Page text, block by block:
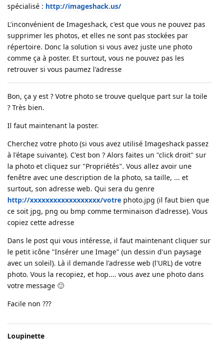
spécialisé : http://imageshack.us/
L'inconvénient de Imageshack, c'est que vous ne pouvez pas
supprimer les photos, et elles ne sont pas stockées par
répertoire. Donc la solution si vous avez juste une photo
comme ça à poster. Et surtout, vous ne pouvez pas les
retrouver si vous paumez l'adresse
Bon, ça y est ? Votre photo se trouve quelque part sur la toile
? Très bien.
Il faut maintenant la poster.
Cherchez votre photo (si vous avez utilisé Imageshack passez
à l'étape suivante). C'est bon ? Alors faites un "click droit" sur
la photo et cliquez sur "Propriétés". Vous allez avoir une
fenêtre avec une description de la photo, sa taille, ... et
surtout, son adresse web. Qui sera du genre
http://xxxxxxxxxxxxxxxxxx/votre photo.jpg (il faut bien que
ce soit jpg, png ou bmp comme terminaison d'adresse). Vous
copiez cette adresse
Dans le post qui vous intéresse, il faut maintenant cliquer sur
le petit icône "Insérer une Image" (un dessin d'un paysage
avec un soleil). Là il demande l'adresse web (l'URL) de votre
photo. Vous la recopiez, et hop.... vous avez une photo dans
votre message 🙂
Facile non ???
Loupinette